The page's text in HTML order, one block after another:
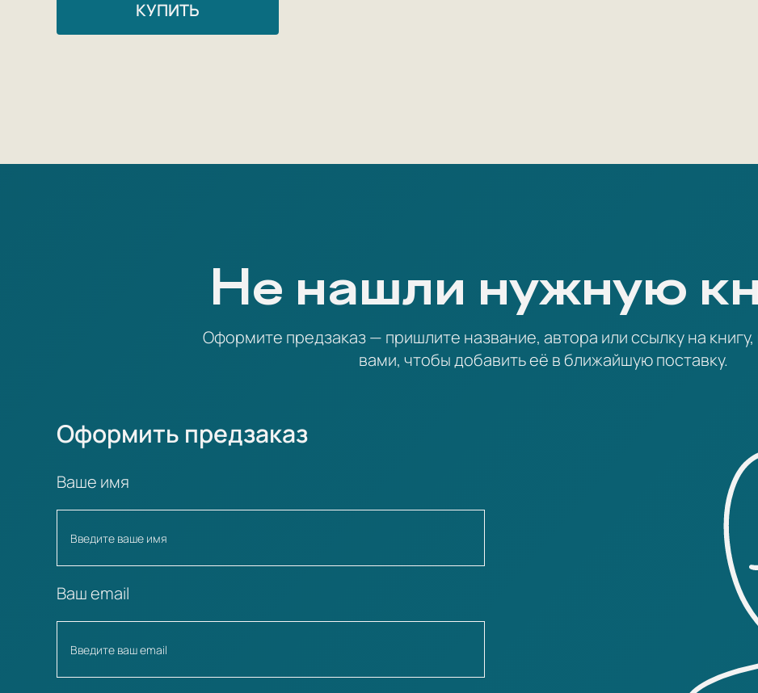
КУПИТЬ
Не нашли нужную
Оформите предзаказ — пришлите название, автора или ссылку на
вами, чтобы добавить её в ближайшую поставку.
Оформить предзаказ
Ваше имя
Ваш email